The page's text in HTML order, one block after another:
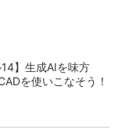
14】生成AIを味方
を使いこなそう！